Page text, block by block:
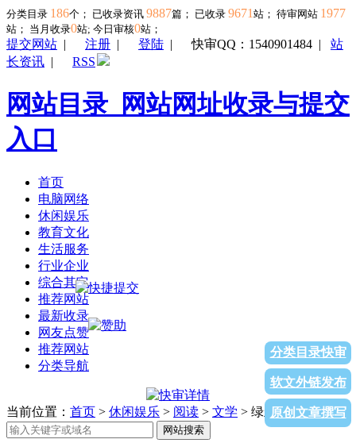
分类目录 186个； 已收录资讯 9887篇； 已收录 9671 站； 待审网站 1977
站； 当月收录0站; 今日审核0站；
提交网站 | 注册 | 登陆 |快审QQ：1540901484 | 站
长资讯 | RSS
网站目录_网站网址收录与提交
入口
首页
电脑网络
休闲娱乐
教育文化
生活服务
行业企业
综合其它
推荐网站
最新收录
网友点赞
推荐网站
分类导航
分类目录快审
软文外链发布
原创文章撰写
当前位置： 首页 > 休闲娱乐 > 阅读 > 文学 > 绿丝成语网
网站搜索